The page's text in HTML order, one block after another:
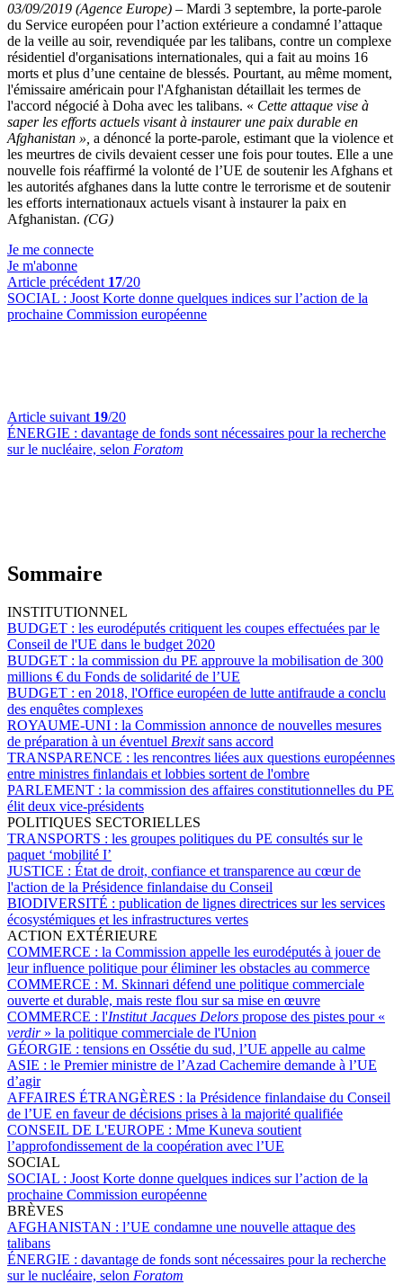
03/09/2019 (Agence Europe) – Mardi 3 septembre, la porte-parole
du Service européen pour l’action extérieure a condamné l’attaque
de la veille au soir, revendiquée par les talibans, contre un complexe
résidentiel d'organisations internationales, qui a fait au moins 16
morts et plus d’une centaine de blessés. Pourtant, au même moment,
l'émissaire américain pour l'Afghanistan détaillait les termes de
l'accord négocié à Doha avec les talibans. « Cette attaque vise à
saper les efforts actuels visant à instaurer une paix durable en
Afghanistan », a dénoncé la porte-parole, estimant que la violence et
les meurtres de civils devaient cesser une fois pour toutes. Elle a une
nouvelle fois réaffirmé la volonté de l’UE de soutenir les Afghans et
les autorités afghanes dans la lutte contre le terrorisme et de soutenir
les efforts internationaux actuels visant à instaurer la paix en
Afghanistan. (CG)
Je me connecte
Je m'abonne
Article précédent 17/20
SOCIAL : Joost Korte donne quelques indices sur l’action de la
prochaine Commission européenne
Article suivant 19/20
ÉNERGIE : davantage de fonds sont nécessaires pour la recherche
sur le nucléaire, selon Foratom
Sommaire
INSTITUTIONNEL
BUDGET : les eurodéputés critiquent les coupes effectuées par le
Conseil de l'UE dans le budget 2020
BUDGET : la commission du PE approuve la mobilisation de 300
millions € du Fonds de solidarité de l’UE
BUDGET : en 2018, l'Office européen de lutte antifraude a conclu
des enquêtes complexes
ROYAUME-UNI : la Commission annonce de nouvelles mesures
de préparation à un éventuel Brexitsans accord
TRANSPARENCE : les rencontres liées aux questions européennes
entre ministres finlandais et lobbies sortent de l'ombre
PARLEMENT : la commission des affaires constitutionnelles du PE
élit deux vice-présidents
POLITIQUES SECTORIELLES
TRANSPORTS : les groupes politiques du PE consultés sur le
paquet ‘mobilité I’
JUSTICE : État de droit, confiance et transparence au cœur de
l'action de la Présidence finlandaise du Conseil
BIODIVERSITÉ : publication de lignes directrices sur les services
écosystémiques et les infrastructures vertes
ACTION EXTÉRIEURE
COMMERCE : la Commission appelle les eurodéputés à jouer de
leur influence politique pour éliminer les obstacles au commerce
COMMERCE : M. Skinnari défend une politique commerciale
ouverte et durable, mais reste flou sur sa mise en œuvre
COMMERCE : l'Institut Jacques Delors propose des pistes pour «
verdir » la politique commerciale de l'Union
GÉORGIE : tensions en Ossétie du sud, l’UE appelle au calme
ASIE : le Premier ministre de l’Azad Cachemire demande à l’UE
d’agir
AFFAIRES ÉTRANGÈRES : la Présidence finlandaise du Conseil
de l’UE en faveur de décisions prises à la majorité qualifiée
CONSEIL DE L'EUROPE : Mme Kuneva soutient
l’approfondissement de la coopération avec l’UE
SOCIAL
SOCIAL : Joost Korte donne quelques indices sur l’action de la
prochaine Commission européenne
BRÈVES
AFGHANISTAN : l’UE condamne une nouvelle attaque des
talibans
ÉNERGIE : davantage de fonds sont nécessaires pour la recherche
sur le nucléaire, selon Foratom